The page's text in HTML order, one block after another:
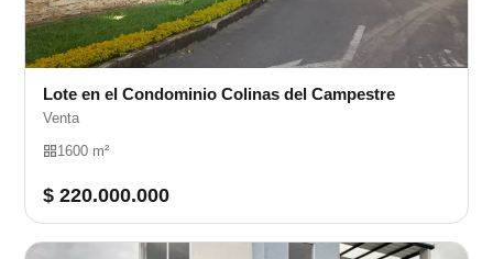
Lote en el Condominio Colinas del Campestre
Venta
1600 m²
$ 220.000.000